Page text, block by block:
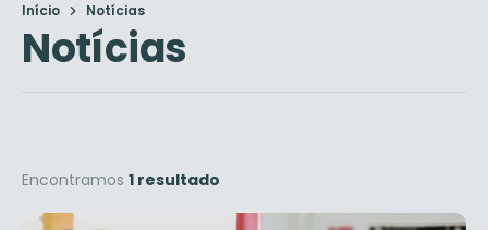
Início Notícias
Notícias
Encontramos 1 resultado